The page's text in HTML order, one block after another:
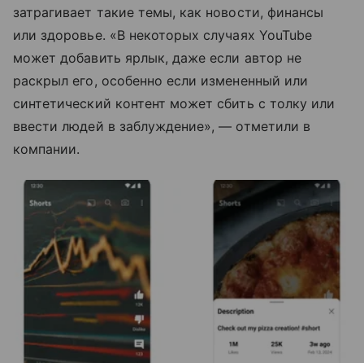
затрагивает такие темы, как новости, финансы
или здоровье. «В некоторых случаях YouTube
может добавить ярлык, даже если автор не
раскрыл его, особенно если измененный или
синтетический контент может сбить с толку или
ввести людей в заблуждение», — отметили в
компании.